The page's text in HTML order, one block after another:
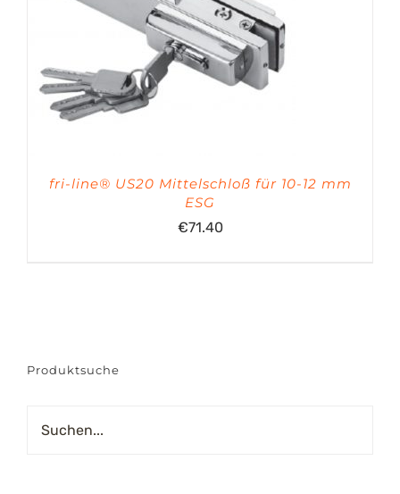
fri-line® US20 Mittelschloß für 10-12 mm
ESG
€71.40
Produktsuche